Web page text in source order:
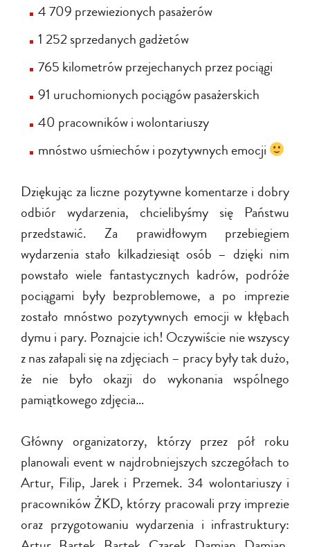
4 709 przewiezionych pasażerów
1 252 sprzedanych gadżetów
765 kilometrów przejechanych przez pociągi
91 uruchomionych pociągów pasażerskich
40 pracowników i wolontariuszy
mnóstwo uśmiechów i pozytywnych emocji
Dziękując za liczne pozytywne komentarze i dobry
odbiór wydarzenia, chcielibyśmy się Państwu
przedstawić. Za prawidłowym przebiegiem
wydarzenia stało kilkadziesiąt osób – dzięki nim
powstało wiele fantastycznych kadrów, podróże
pociągami były bezproblemowe, a po imprezie
zostało mnóstwo pozytywnych emocji w kłębach
dymu i pary. Poznajcie ich! Oczywiście nie wszyscy
z nas załapali się na zdjęciach – pracy były tak dużo,
że nie było okazji do wykonania wspólnego
pamiątkowego zdjęcia…
Główny organizatorzy, którzy przez pół roku
planowali event w najdrobniejszych szczegółach to
Artur, Filip, Jarek i Przemek. 34 wolontariuszy i
pracowników ŻKD, którzy pracowali przy imprezie
oraz przygotowaniu wydarzenia i infrastruktury: